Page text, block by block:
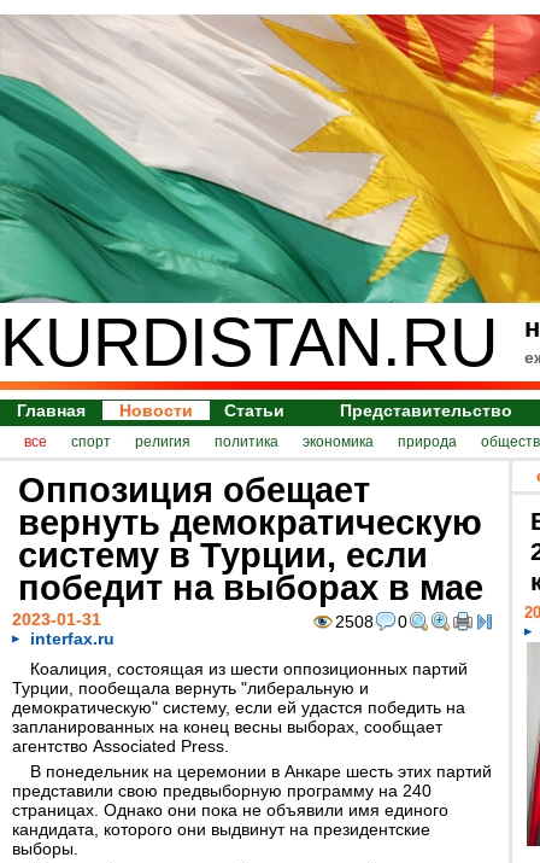
KURDISTAN.RU
Главная Новости Статьи Представительство
все спорт религия политика экономика природа
Оппозиция обещает
вернуть демократическую
систему в Турции, если
победит на выборах в мае
2508 0
2023-01-31
interfax.ru
Коалиция, состоящая из шести оппозиционных партий
Турции, пообещала вернуть "либеральную и
демократическую" систему, если ей удастся победить на
запланированных на конец весны выборах, сообщает
агентство Associated Press.
В понедельник на церемонии в Анкаре шесть этих партий
представили свою предвыборную программу на 240
страницах. Однако они пока не объявили имя единого
кандидата, которого они выдвинут на президентские
выборы.